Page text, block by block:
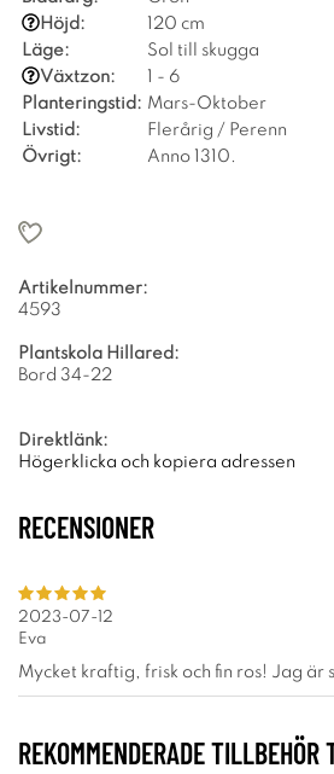
Höjd:
120 cm
Läge:
Sol till skugga
Växtzon:
1 - 6
Planteringstid: Mars-Oktober
Livstid:
Flerårig / Perenn
Övrigt:
Anno 1310.
Artikelnummer:
4593
Plantskola Hillared:
Bord 34-22
Direktlänk:
Högerklicka och kopiera adressen
RECENSIONER
2023-07-12
Eva
Mycket kraftig, frisk och fin ros! Jag är
REKOMMENDERADE